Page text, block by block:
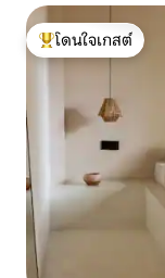
โดนใจเกสต์ที่สุด
โดนใจเกสต์